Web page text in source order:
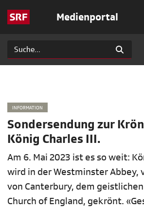
Medienportal
INFORMATION
Sondersendung zur
König Charles III.
Am 6. Mai 2023 ist es so weit:
wird in der Westminster Abbey,
von Canterbury, dem
Church of England, gekrönt.